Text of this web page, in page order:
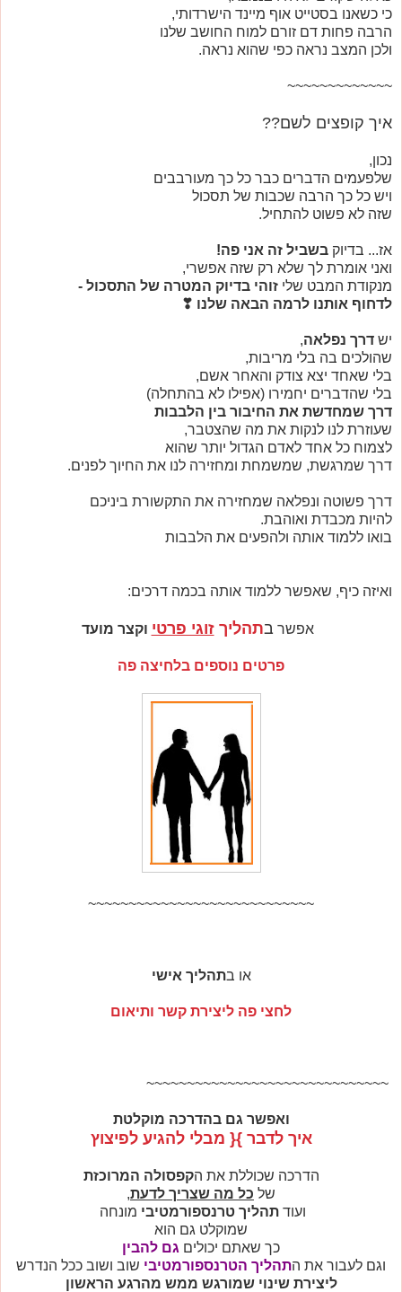
כי כשאנו בסטייט אוף מיינד הישרדותי,
הרבה פחות דם זורם למוח החושב שלנו
ולכן המצב נראה כפי שהוא נראה.
~~~~~~~~~~~~~
איך קופצים לשם??
נכון,
שלפעמים הדברים כבר כל כך מעורבבים
ויש כל כך הרבה שכבות של תסכול
שזה לא פשוט להתחיל.
אז... בדיוק בשביל זה אני פה!
ואני אומרת לך שלא רק שזה אפשרי,
מנקודת המבט שלי זוהי בדיוק המטרה של התסכול -
לדחוף אותנו לרמה הבאה שלנו ❣
יש דרך נפלאה,
שהולכים בה בלי מריבות,
בלי שאחד יצא צודק והאחר אשם,
בלי שהדברים יחמירו (אפילו לא בהתחלה)
דרך שמחדשת את החיבור בין הלבבות
שעוזרת לנו לנקות את מה שהצטבר,
לצמוח כל אחד לאדם הגדול יותר שהוא
דרך שמרגשת, שמשמחת ומחזירה לנו את החיוך לפנים.
דרך פשוטה ונפלאה שמחזירה את התקשורת ביניכם
להיות מכבדת ואוהבת.
בואו ללמוד אותה ולהפעים את הלבבות
ואיזה כיף, שאפשר ללמוד אותה בכמה דרכים:
אפשר בתהליךזוגי פרטי וקצר מועד
פרטים נוספים בלחיצה פה
~~~~~~~~~~~~~~~~~~~~~~~~~~~~
או בתהליך אישי
לחצי פה ליצירת קשר ותיאום
~~~~~~~~~~~~~~~~~~~~~~~~~~~~~~
ואפשר גם בהדרכה מוקלטת
איך לדבר }{ מבלי להגיע לפיצוץ
הדרכה שכוללת את הקפסולה המרוכזת
של כל מה שצריך לדעת,
ועוד תהליך טרנספורמטיבי מונחה
שמוקלט גם הוא
כך שאתם יכולים גם להבין
וגם לעבור את התהליך הטרנספורמטיבי שוב ושוב ככל הנדרש
ליצירת שינוי שמורגש ממש מהרגע הראשון